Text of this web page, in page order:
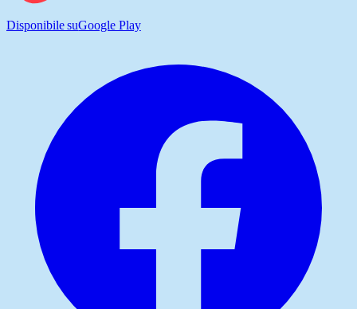
Disponibile suGoogle Play